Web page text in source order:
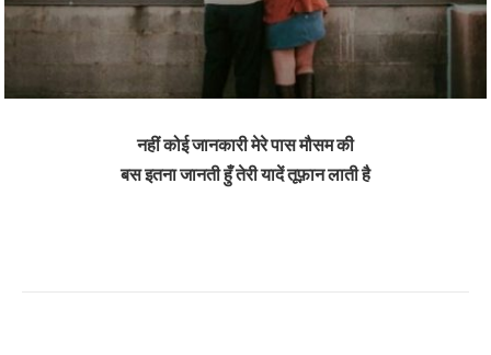
नहीं कोई जानकारी मेरे पास मौसम की
बस इतना जानती हुँ तेरी यादें तूफ़ान लाती है